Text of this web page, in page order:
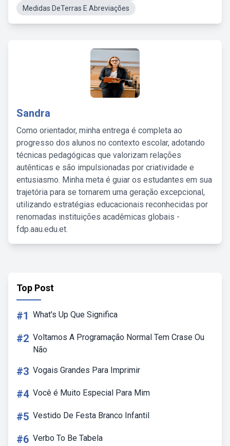
Medidas DeTerras E Abreviações
Sandra
Como orientador, minha entrega é completa ao
progresso dos alunos no contexto escolar, adotando
técnicas pedagógicas que valorizam relações
autênticas e são impulsionadas por criatividade e
entusiasmo. Minha meta é guiar os estudantes em sua
trajetória para se tornarem uma geração excepcional,
utilizando estratégias educacionais reconhecidas por
renomadas instituições acadêmicas globais -
fdp.aau.edu.et.
Top Post
#1 What's Up Que Significa
#2 Voltamos A Programação Normal Tem Crase Ou
Não
#3 Vogais Grandes Para Imprimir
#4 Você é Muito Especial Para Mim
#5 Vestido De Festa Branco Infantil
#6 Verbo To Be Tabela